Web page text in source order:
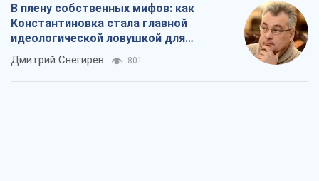
В плену собственных мифов: как
Константиновка стала главной
идеологической ловушкой для
российских оккупантов
Дмитрий Снегирев 801